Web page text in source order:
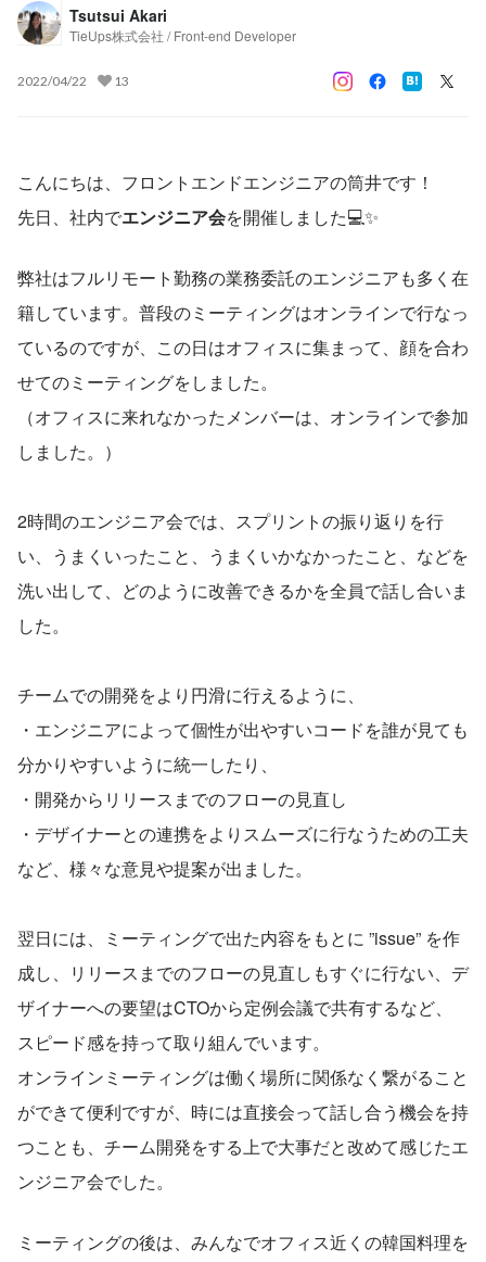
Tsutsui Akari
TieUps株式会社 / Front-end Developer
2022/04/22 13
こんにちは、フロントエンドエンジニアの筒井です！
先日、社内でエンジニア会を開催しました💻✨
弊社はフルリモート勤務の業務委託のエンジニアも多く在
籍しています。普段のミーティングはオンラインで行なっ
ているのですが、この日はオフィスに集まって、顔を合わ
せてのミーティングをしました。
（オフィスに来れなかったメンバーは、オンラインで参加
しました。）
2時間のエンジニア会では、スプリントの振り返りを行
い、うまくいったこと、うまくいかなかったこと、などを
洗い出して、どのように改善できるかを全員で話し合いま
した。
チームでの開発をより円滑に行えるように、
・エンジニアによって個性が出やすいコードを誰が見ても
分かりやすいように統一したり、
・開発からリリースまでのフローの見直し
・デザイナーとの連携をよりスムーズに行なうための工夫
など、様々な意見や提案が出ました。
翌日には、ミーティングで出た内容をもとに ”issue” を作
成し、リリースまでのフローの見直しもすぐに行ない、デ
ザイナーへの要望はCTOから定例会議で共有するなど、
スピード感を持って取り組んでいます。
オンラインミーティングは働く場所に関係なく繋がること
ができて便利ですが、時には直接会って話し合う機会を持
つことも、チーム開発をする上で大事だと改めて感じたエ
ンジニア会でした。
ミーティングの後は、みんなでオフィス近くの韓国料理を